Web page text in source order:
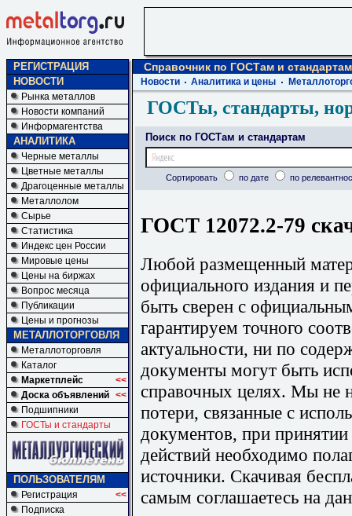
РЕГИСТРАЦИЯ
НОВОСТИ
Рынка металлов
Новости компаний
Информагентства
АНАЛИТИКА
Черные металлы
Цветные металлы
Драгоценные металлы
Металлолом
Сырье
Статистика
Индекс цен России
Мировые цены
Цены на биржах
Вопрос месяца
Публикации
Цены и прогнозы
МЕТАЛЛОТОРГОВЛЯ
Металлоторговля
Каталог
Маркетплейс
<<
Доска объявлений <<
Подшипники
ГОСТы и стандарты
ПОЛЬЗОВАТЕЛЯМ
Регистрация
<<
Подписка
Справочник по ГОСТам и стандартам
Новости Аналитика и цены
ГОСТы, стандарты,
Поиск по ГОСТам и стандартам
Сортировать по дате по
ГОСТ 12072.2-79
Любой размещенный
официального издания и
быть сверен с
гарантируем точного
актуальности, ни по
документы могут быть
справочных целях. Мы не
потери, связанные с
документов, при
действий необходимо
источники. Скачивая
самым соглашаетесь на